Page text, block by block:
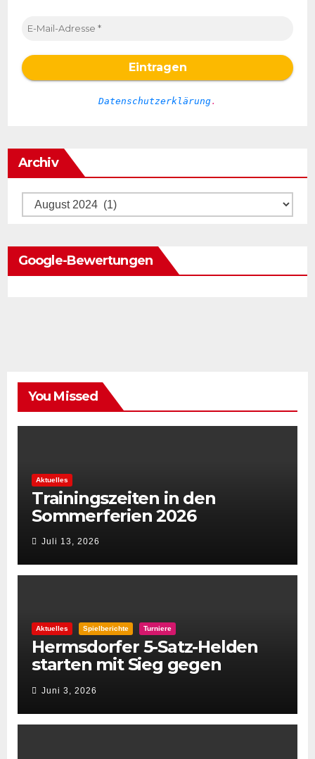
Datenschutzerklärung.
Archiv
Archiv
Google-Bewertungen
You Missed
Aktuelles
Trainingszeiten in den
Sommerferien 2026
Juli 13, 2026
Aktuelles Spielberichte Turniere
Hermsdorfer 5-Satz-Helden
starten mit Sieg gegen
Spintastics in den STC 2026
Juni 3, 2026